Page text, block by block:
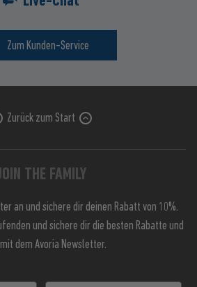
Zum Kunden-Service
Zurück zum Start
THE FAMILY
an und sichere dir deinen Rabatt von 10%.
und sichere dir die besten Rabatte und
dem Avoria Newsletter.